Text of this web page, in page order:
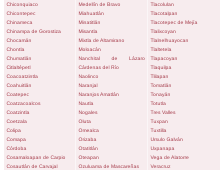
Chiconquiaco
Chicontepec
Chinameca
Chinampa de Gorostiza
Chocamán
Chontla
Chumatlán
Citlaltépetl
Coacoatzintla
Coahuitlán
Coatepec
Coatzacoalcos
Coatzintla
Coetzala
Colipa
Comapa
Córdoba
Cosamaloapan de Carpio
Cosautlán de Carvajal
Medellín de Bravo
Miahuatlán
Minatitlán
Misantla
Mixtla de Altamirano
Moloacán
Nanchital de Lázaro
Cárdenas del Río
Naolinco
Naranjal
Naranjos Amatlán
Nautla
Nogales
Oluta
Omealca
Orizaba
Otatitlán
Oteapan
Ozuluama de Mascareñas
Tlacolulan
Tlacotalpan
Tlacotepec de Mejía
Tlalixcoyan
Tlalnelhuayocan
Tlaltetela
Tlapacoyan
Tlaquilpa
Tlilapan
Tomatlán
Tonayán
Totutla
Tres Valles
Tuxpan
Tuxtilla
Ursulo Galván
Uxpanapa
Vega de Alatorre
Veracruz